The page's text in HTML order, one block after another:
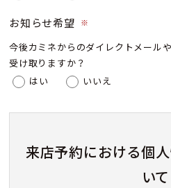
お知らせ希望 ※
今後カミネからのダイレクトメール
受け取りますか？
はい
いいえ
来店予約における個
いて